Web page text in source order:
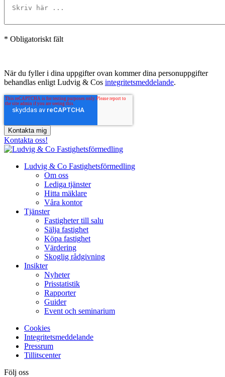
* Obligatoriskt fält
När du fyller i dina uppgifter ovan kommer dina personuppgifter
behandlas enligt Ludvig & Cos integritetsmeddelande.
Kontakta oss!
Ludvig & Co Fastighetsförmedling
Om oss
Lediga tjänster
Hitta mäklare
Våra kontor
Tjänster
Fastigheter till salu
Sälja fastighet
Köpa fastighet
Värdering
Skoglig rådgivning
Insikter
Nyheter
Prisstatistik
Rapporter
Guider
Event och seminarium
Cookies
Integritetsmeddelande
Pressrum
Tillitscenter
Följ oss